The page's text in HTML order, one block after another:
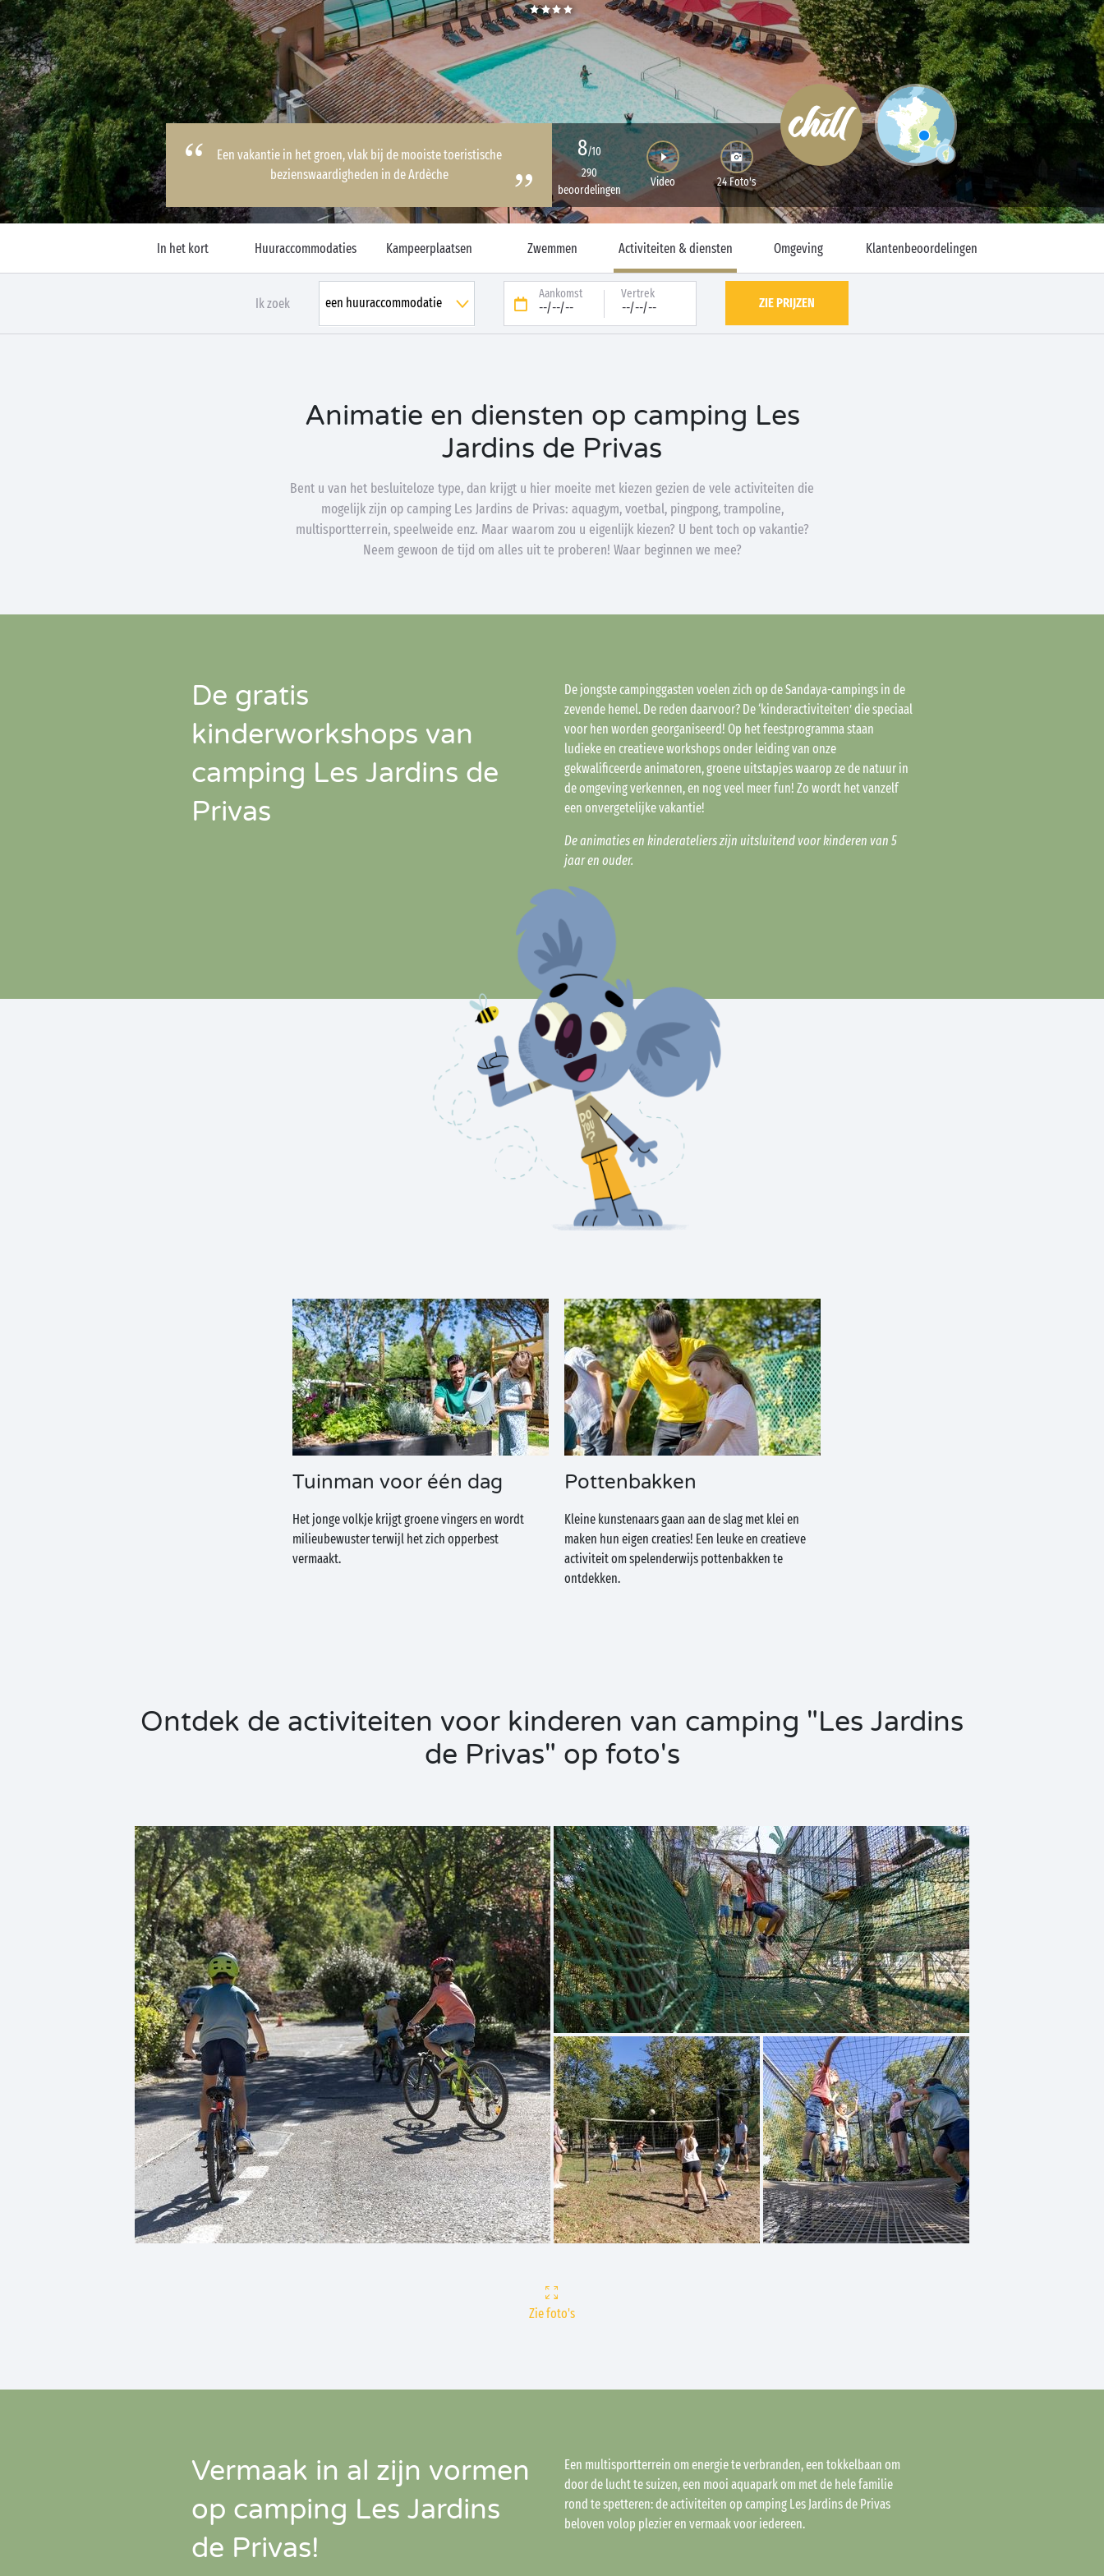
Een vakantie in het groen, vlak bij de mooiste toeristische
bezienswaardigheden in de Ardèche
8/10
290
beoordelingen
Video 24 Foto's
In het kort Huuraccommodaties Kampeerplaatsen Zwemmen Activiteiten & diensten Omgeving Klantenbeoordelingen
Ik zoek
Aankomst
--/--/--
Vertrek
--/--/-- ZIE PRIJZEN
Animatie en diensten op camping Les
Jardins de Privas
Bent u van het besluiteloze type, dan krijgt u hier moeite met kiezen gezien de vele activiteiten die
mogelijk zijn op camping Les Jardins de Privas: aquagym, voetbal, pingpong, trampoline,
multisportterrein, speelweide enz. Maar waarom zou u eigenlijk kiezen? U bent toch op vakantie?
Neem gewoon de tijd om alles uit te proberen! Waar beginnen we mee?
De gratis
kinderworkshops van
camping Les Jardins de
Privas
De jongste campinggasten voelen zich op de Sandaya-campings in de
zevende hemel. De reden daarvoor? De ‘kinderactiviteiten’ die speciaal
voor hen worden georganiseerd! Op het feestprogramma staan
ludieke en creatieve workshops onder leiding van onze
gekwalificeerde animatoren, groene uitstapjes waarop ze de natuur in
de omgeving verkennen, en nog veel meer fun! Zo wordt het vanzelf
een onvergetelijke vakantie!
De animaties en kinderateliers zijn uitsluitend voor kinderen van 5
jaar en ouder.
Tuinman voor één dag
Het jonge volkje krijgt groene vingers en wordt
milieubewuster terwijl het zich opperbest
vermaakt.
Pottenbakken
Kleine kunstenaars gaan aan de slag met klei en
maken hun eigen creaties! Een leuke en creatieve
activiteit om spelenderwijs pottenbakken te
ontdekken.
Ontdek de activiteiten voor kinderen van camping "Les Jardins
de Privas" op foto's
Zie foto's
Vermaak in al zijn vormen
op camping Les Jardins
de Privas!
Een multisportterrein om energie te verbranden, een tokkelbaan om
door de lucht te suizen, een mooi aquapark om met de hele familie
rond te spetteren: de activiteiten op camping Les Jardins de Privas
beloven volop plezier en vermaak voor iedereen.